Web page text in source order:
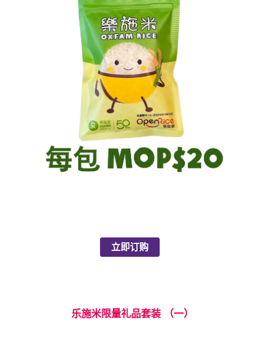
立即订购
乐施米限量礼品套装 （一）